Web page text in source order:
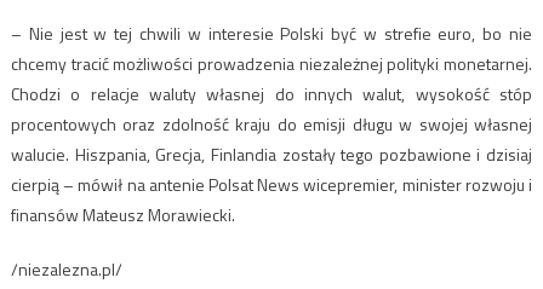
– Nie jest w tej chwili w interesie Polski być w strefie euro, bo nie
chcemy tracić możliwości prowadzenia niezależnej polityki monetarnej.
Chodzi o relacje waluty własnej do innych walut, wysokość stóp
procentowych oraz zdolność kraju do emisji długu w swojej własnej
walucie. Hiszpania, Grecja, Finlandia zostały tego pozbawione i dzisiaj
cierpią – mówił na antenie Polsat News wicepremier, minister rozwoju i
finansów Mateusz Morawiecki.
/niezalezna.pl/